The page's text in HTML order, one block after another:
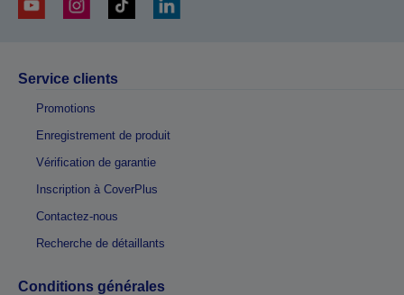
Service clients
Promotions
Enregistrement de produit
Vérification de garantie
Inscription à CoverPlus
Contactez-nous
Recherche de détaillants
Conditions générales